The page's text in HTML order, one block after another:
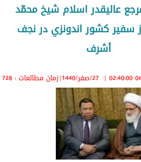
عاليقدر اسلام شيخ محمّد
سفير كشور اندونزي در نجف
أشرف
| 27/صفر/1440 |زمان مطالعات : 728